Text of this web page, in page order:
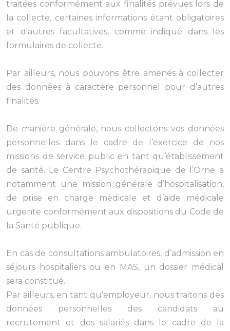
traitées conformément aux finalités prévues lors de
la collecte, certaines informations étant obligatoires
et d'autres facultatives, comme indiqué dans les
formulaires de collecte.
Par ailleurs, nous pouvons être amenés à collecter
des données à caractère personnel pour d’autres
finalités.
De manière générale, nous collectons vos données
personnelles dans le cadre de l’exercice de nos
missions de service public en tant qu’établissement
de santé. Le Centre Psychothérapique de l’Orne a
notamment une mission générale d’hospitalisation,
de prise en charge médicale et d’aide médicale
urgente conformément aux dispositions du Code de
la Santé publique.
En cas de consultations ambulatoires, d’admission en
séjours hospitaliers ou en MAS, un dossier médical
sera constitué.
Par ailleurs, en tant qu'employeur, nous traitons des
données personnelles des candidats au
recrutement et des salariés dans le cadre de la